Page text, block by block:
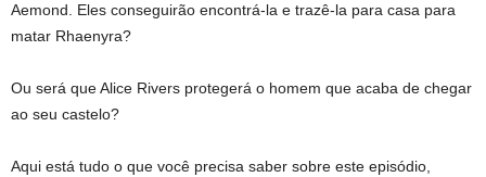
Aemond. Eles conseguirão encontrá-la e trazê-la para casa para
matar Rhaenyra?
Ou será que Alice Rivers protegerá o homem que acaba de chegar
ao seu castelo?
Aqui está tudo o que você precisa saber sobre este episódio,